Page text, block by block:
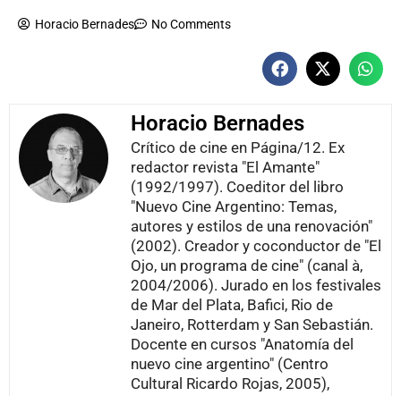
Horacio Bernades No Comments
Horacio Bernades
Crítico de cine en Página/12. Ex
redactor revista "El Amante"
(1992/1997). Coeditor del libro
"Nuevo Cine Argentino: Temas,
autores y estilos de una renovación"
(2002). Creador y coconductor de "El
Ojo, un programa de cine" (canal à,
2004/2006). Jurado en los festivales
de Mar del Plata, Bafici, Rio de
Janeiro, Rotterdam y San Sebastián.
Docente en cursos "Anatomía del
nuevo cine argentino" (Centro
Cultural Ricardo Rojas, 2005),